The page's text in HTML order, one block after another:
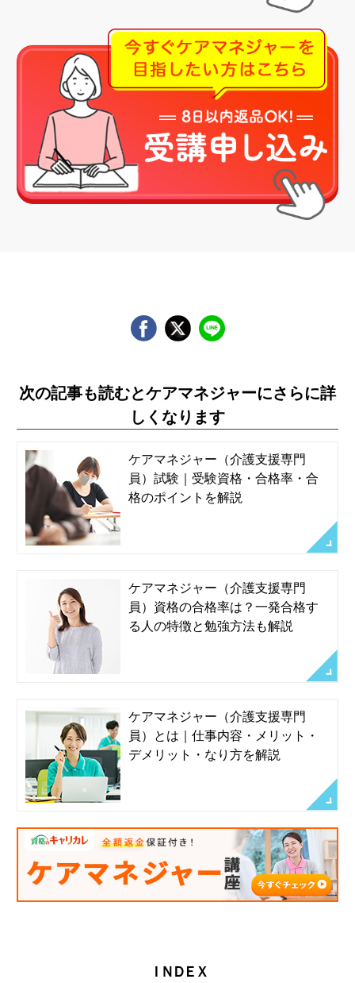
次の記事も読むとケアマネジャーにさらに詳
しくなります
ケアマネジャー（介護支援専門
員）試験｜受験資格・合格率・合
格のポイントを解説
ケアマネジャー（介護支援専門
員）資格の合格率は？一発合格す
る人の特徴と勉強方法も解説
ケアマネジャー（介護支援専門
員）とは｜仕事内容・メリット・
デメリット・なり方を解説
ＩＮＤＥＸ